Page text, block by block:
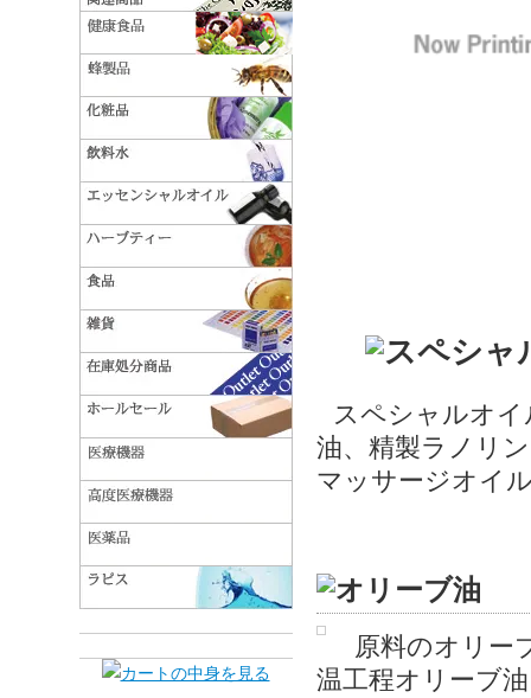
スペシャルオ
油、精製ラノリ
マッサージオイ
原料のオリー
温工程オリーブ